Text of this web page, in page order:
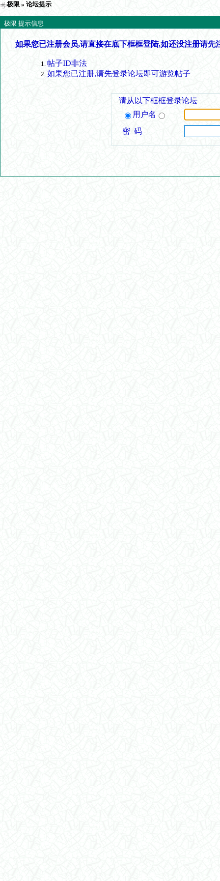
极限 » 论坛提示
极限 提示信息
如果您已注册会员,请直接在底下框框登陆,如还没注册请先
帖子ID非法
如果您已注册,请先登录论坛即可游览帖子
请从以下框框登录论坛
用户名
密 码